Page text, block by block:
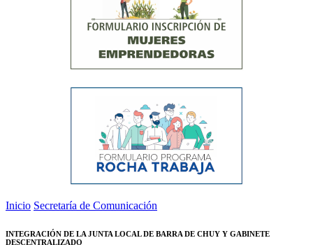
Inicio Secretaría de Comunicación
INTEGRACIÓN DE LA JUNTA LOCAL DE BARRA DE CHUY Y GABINETE
DESCENTRALIZADO